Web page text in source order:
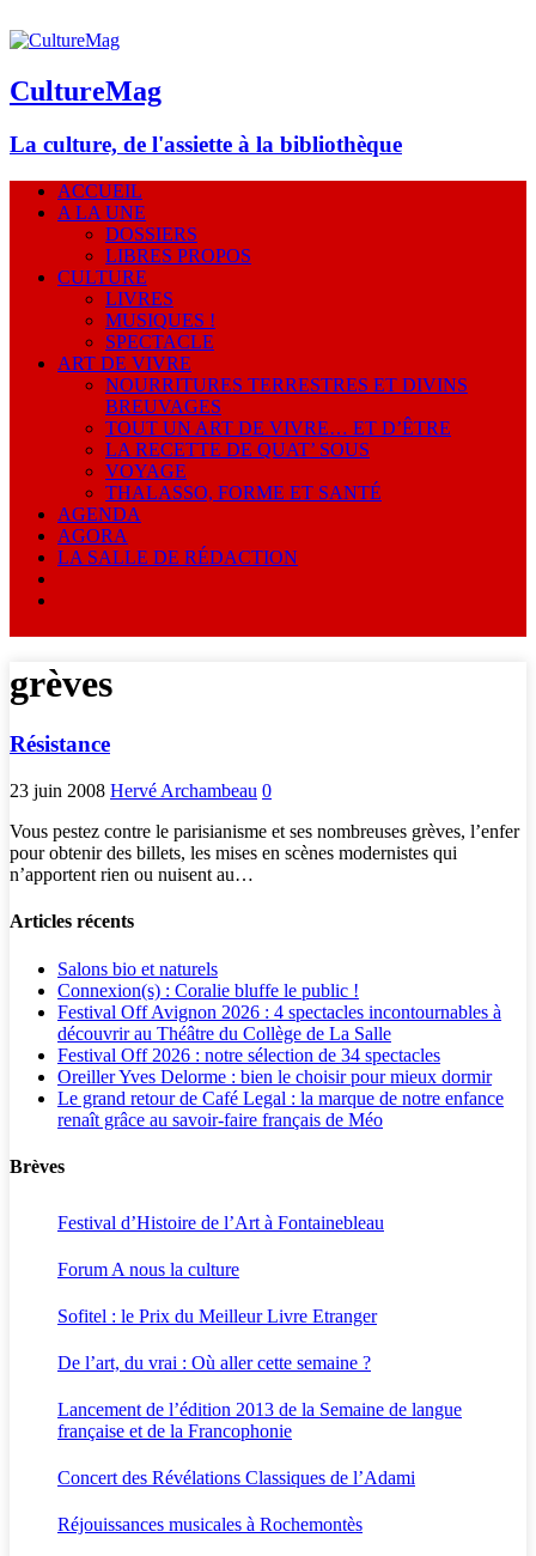
CultureMag
La culture, de l'assiette à la bibliothèque
ACCUEIL
A LA UNE
DOSSIERS
LIBRES PROPOS
CULTURE
LIVRES
MUSIQUES !
SPECTACLE
ART DE VIVRE
NOURRITURES TERRESTRES ET DIVINS
BREUVAGES
TOUT UN ART DE VIVRE… ET D’ÊTRE
LA RECETTE DE QUAT’ SOUS
VOYAGE
THALASSO, FORME ET SANTÉ
AGENDA
AGORA
LA SALLE DE RÉDACTION
grèves
Résistance
23 juin 2008 Hervé Archambeau 0
Vous pestez contre le parisianisme et ses nombreuses grèves, l’enfer
pour obtenir des billets, les mises en scènes modernistes qui
n’apportent rien ou nuisent au…
Articles récents
Salons bio et naturels
Connexion(s) : Coralie bluffe le public !
Festival Off Avignon 2026 : 4 spectacles incontournables à
découvrir au Théâtre du Collège de La Salle
Festival Off 2026 : notre sélection de 34 spectacles
Oreiller Yves Delorme : bien le choisir pour mieux dormir
Le grand retour de Café Legal : la marque de notre enfance
renaît grâce au savoir-faire français de Méo
Brèves
Festival d’Histoire de l’Art à Fontainebleau
Forum A nous la culture
Sofitel : le Prix du Meilleur Livre Etranger
De l’art, du vrai : Où aller cette semaine ?
Lancement de l’édition 2013 de la Semaine de langue
française et de la Francophonie
Concert des Révélations Classiques de l’Adami
Réjouissances musicales à Rochemontès